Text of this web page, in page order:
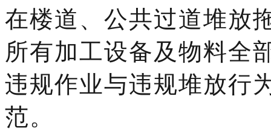
在楼道、公共过道堆放
所有加工设备及 物料全
违规作业与违规堆放行
范。